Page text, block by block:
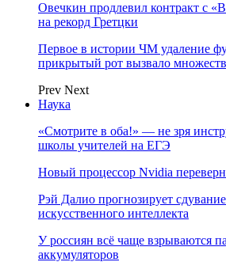
Овечкин продлевил контракт с
на рекорд Гретцки
Первое в истории ЧМ удаление
прикрытый рот вызвало
Prev Next
Наука
«Смотрите в оба!» — не зря
школы учителей на ЕГЭ
Новый процессор Nvidia
Рэй Далио прогнозирует
искусственного интеллекта
У россиян всё чаще взрываются
аккумуляторов